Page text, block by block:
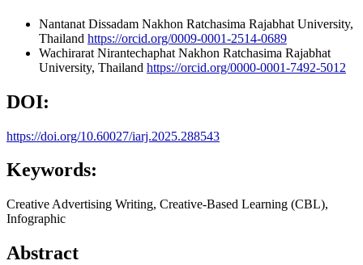
Nantanat Dissadam Nakhon Ratchasima Rajabhat University,
Thailand https://orcid.org/0009-0001-2514-0689
Wachirarat Nirantechaphat Nakhon Ratchasima Rajabhat
University, Thailand https://orcid.org/0000-0001-7492-5012
DOI:
https://doi.org/10.60027/iarj.2025.288543
Keywords:
Creative Advertising Writing, Creative-Based Learning (CBL),
Infographic
Abstract